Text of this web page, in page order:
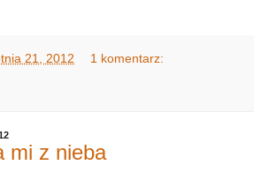
21, 2012 1 komentarz:
mi z nieba